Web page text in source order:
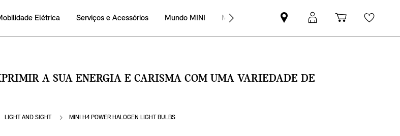
Elétrica Serviços e Acessórios Mundo MINI MINI Empresas
Pesquisar
parceiro
Iniciar
sessão
Carrinho
de
A SUA ENERGIA E CARISMA COM UMA VARIEDADE DE
LIGHT AND SIGHT MINI H4 POWER HALOGEN LIGHT BULBS